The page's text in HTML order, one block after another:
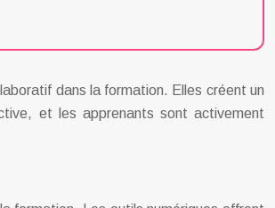
dans la formation. Elles créent un
et les apprenants sont activement